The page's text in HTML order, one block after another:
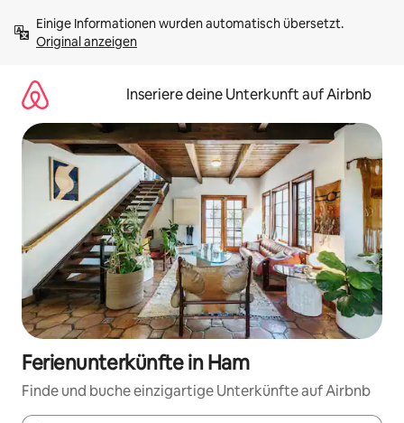
Inhalten
springenOriginal anzeigen
Inseriere deine Unterkunft auf Airbnb
Ferienunterkünfte in Ham
Finde und buche einzigartige Unterkünfte auf Airbnb